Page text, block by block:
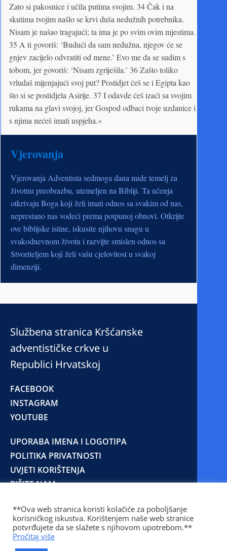
Zato si pakosnice i učila putima svojim. 34 Čak i na
skutima tvojim našlo se krvi duša nedužnih potrebnika.
Nisam je našao tragajući; ta ima je po svim ovim mjestima.
35 A ti govoriš: ‘Budući da sam nedužna, njegov će se
gnjev zacijelo odvratiti od mene.’ Evo me da se sudim s
tobom, jer govoriš: ‘Nisam zgriješila.’ 36 Zašto toliko
vrludaš mijenjajući svoj put? Postidjet ćeš se i Egipta kao
što si se postidjela Asirije. 37 I odavde ćeš izaći sa svojim
rukama na glavi svojoj, jer Gospod odbaci tvoje uzdanice i
s njima nećeš imati uspjeha.«
Vjerovanja
Vjerovanja Adventista sedmoga dana nude temelj za
životnu preobrazbu, utemeljen na Bibliji. Ta učenja
otkrivaju Boga koji želi imati odnos sa svakim od nas,
neprestano nas vodeći prema potpunoj obnovi. Otkrijte
ove biblijske istine, iskusite njihovu snagu u
svakodnevnom životu i razvijte smislen odnos sa
Stvoriteljem koji želi vašu cjelovitost u svakoj
dimenziji.
Službena stranica Kršćanske
adventističke crkve u
Republici Hrvatskoj
FACEBOOK
INSTAGRAM
YOUTUBE
UPORABA IMENA I LOGOTIPA
POLITIKA PRIVATNOSTI
UVJETI KORIŠTENJA
PIŠITE NAM
© 2025 Copyright © 2023 Kršćanska adventistička
crkva u Republici Hrvatskoj
Prilaz Gjure Deželića 77 Zagreb 10000 Hrvatska 01
**Ova web stranica koristi kolačiće za poboljšanje
korisničkog iskustva. Korištenjem naše web stranice
potvrđujete da se slažete s njihovom upotrebom.**
Pročitaj više